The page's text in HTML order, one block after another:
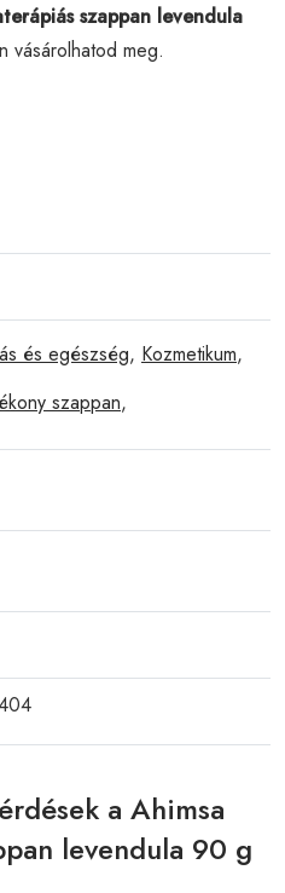
szappan levendula
vásárolhatod meg.
és egészség, Kozmetikum,
szappan,
a Ahimsa
levendula 90 g